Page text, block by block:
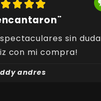
sin duda
con mi compra!
andres